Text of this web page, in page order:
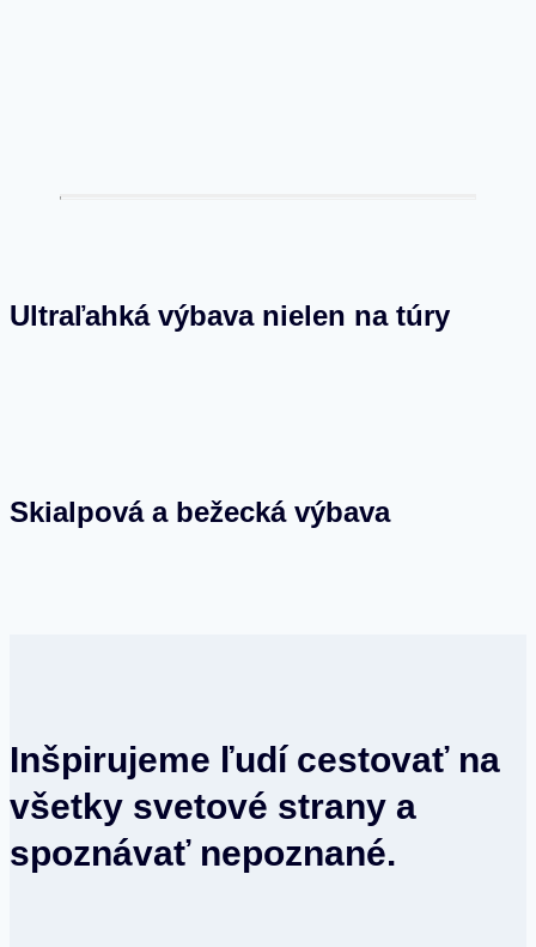
Ultraľahká výbava nielen na túry
Skialpová a bežecká výbava
Inšpirujeme ľudí cestovať na
všetky svetové strany a
spoznávať nepoznané.